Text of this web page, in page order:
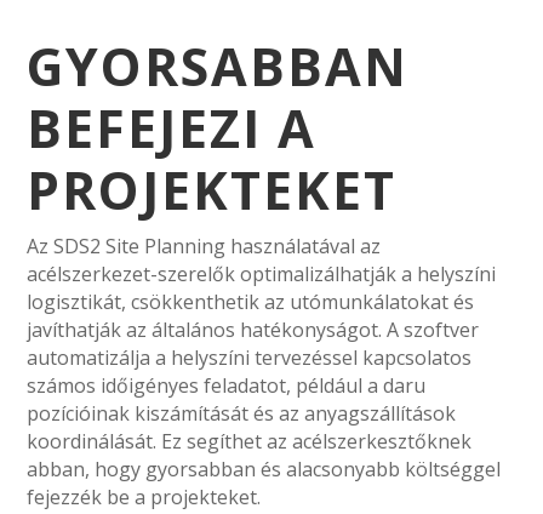
GYORSABBAN
BEFEJEZI A
PROJEKTEKET
Az SDS2 Site Planning használatával az
acélszerkezet-szerelők optimalizálhatják a helyszíni
logisztikát, csökkenthetik az utómunkálatokat és
javíthatják az általános hatékonyságot. A szoftver
automatizálja a helyszíni tervezéssel kapcsolatos
számos időigényes feladatot, például a daru
pozícióinak kiszámítását és az anyagszállítások
koordinálását. Ez segíthet az acélszerkesztőknek
abban, hogy gyorsabban és alacsonyabb költséggel
fejezzék be a projekteket.